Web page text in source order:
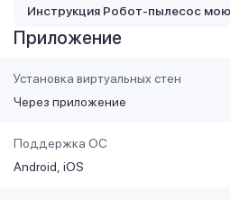
Приложение
Установка виртуальных стен
Через приложение
Поддержка ОС
Android iOS